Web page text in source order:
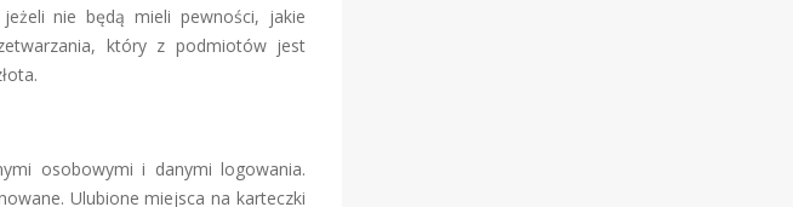
nie będą mieli pewności, jakie
który z podmiotów jest
osobowymi i danymi logowania.
Ulubione miejsca na karteczki